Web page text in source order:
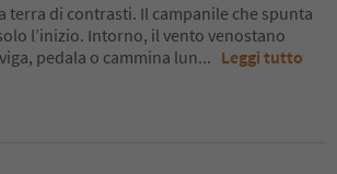
terra di contrasti. Il campanile che spunta
l’inizio. Intorno, il vento venostano
pedala o cammina lun... Leggi tutto